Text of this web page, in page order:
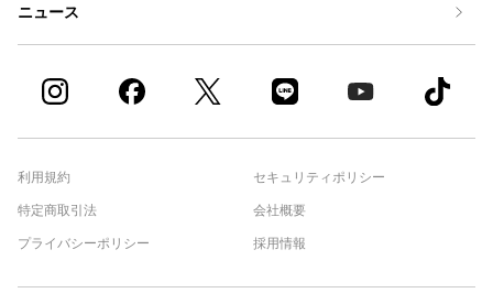
ニュース
利用規約
特定商取引法
プライバシーポリシー
セキュリティポリシー
会社概要
採用情報